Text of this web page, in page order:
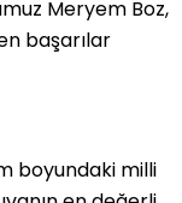
Meryem Boz,
başarılar
boyundaki milli